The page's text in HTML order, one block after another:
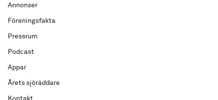
Annonser
Föreningsfakta
Pressrum
Podcast
Appar
Årets sjöräddare
Kontakt